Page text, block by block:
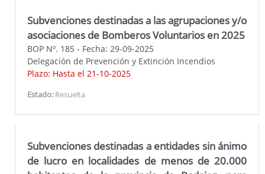
Subvenciones destinadas a las agrupaciones y/o
asociaciones de Bomberos Voluntarios en 2025
BOP Nº. 185 - Fecha: 29-09-2025
Delegación de Prevención y Extinción Incendios
Plazo: Hasta el 21-10-2025
Estado: Resuelta
Subvenciones destinadas a entidades sin ánimo
de lucro en localidades de menos de 20.000